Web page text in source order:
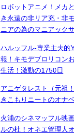
ロボットアニメ！メカ
き永遠の非リア充・非
ニアの為のマニアック
ハルッフル-専業主夫的
報！キモデブロリコン
生活！激動の1750日
アニゲタレスト（元祖
きこもりニートのオナ
火浦のシネマッフル映
ルの杜！オネエ管理人